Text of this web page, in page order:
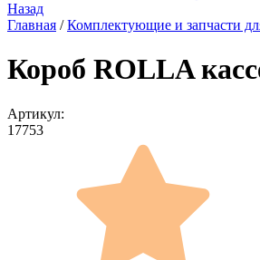
Назад
Главная / Комплектующие и запчасти
Короб ROLLA
Артикул:
17753